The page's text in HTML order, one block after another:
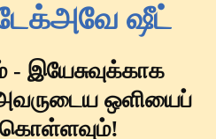
டேக்அவே ஷீட்
- இயேசுவுக்காக
அவருடைய ஒளியைப்
கொள்ளவும்!